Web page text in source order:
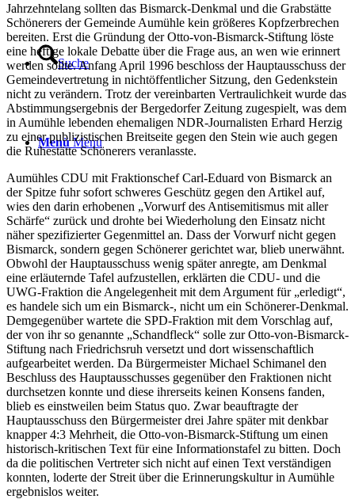
Suche
Menü Menü
Jahrzehntelang sollten das Bismarck-Denkmal und die Grabstätte
Schönerers der Gemeinde Aumühle kein größeres Kopfzerbrechen
bereiten. Erst die Gründung der Otto-von-Bismarck-Stiftung löste
eine heftige lokale Debatte über die Frage aus, an wen wie erinnert
werden sollte. Anfang April 1996 beschloss der Hauptausschuss der
Gemeindevertretung in nichtöffentlicher Sitzung, den Gedenkstein
nicht zu verändern. Trotz der vereinbarten Vertraulichkeit wurde das
Abstimmungsergebnis der Bergedorfer Zeitung zugespielt, was dem
in Aumühle lebenden ehemaligen NDR-Journalisten Erhard Herzig
zu einer publizistischen Breitseite gegen den Stein wie auch gegen
die Ruhestätte Schönerers veranlasste.
Aumühles CDU mit Fraktionschef Carl-Eduard von Bismarck an
der Spitze fuhr sofort schweres Geschütz gegen den Artikel auf,
wies den darin erhobenen „Vorwurf des Antisemitismus mit aller
Schärfe“ zurück und drohte bei Wiederholung den Einsatz nicht
näher spezifizierter Gegenmittel an. Dass der Vorwurf nicht gegen
Bismarck, sondern gegen Schönerer gerichtet war, blieb unerwähnt.
Obwohl der Hauptausschuss wenig später anregte, am Denkmal
eine erläuternde Tafel aufzustellen, erklärten die CDU- und die
UWG-Fraktion die Angelegenheit mit dem Argument für „erledigt“,
es handele sich um ein Bismarck-, nicht um ein Schönerer-Denkmal.
Demgegenüber wartete die SPD-Fraktion mit dem Vorschlag auf,
der von ihr so genannte „Schandfleck“ solle zur Otto-von-Bismarck-
Stiftung nach Friedrichsruh versetzt und dort wissenschaftlich
aufgearbeitet werden. Da Bürgermeister Michael Schimanel den
Beschluss des Hauptausschusses gegenüber den Fraktionen nicht
durchsetzen konnte und diese ihrerseits keinen Konsens fanden,
blieb es einstweilen beim Status quo. Zwar beauftragte der
Hauptausschuss den Bürgermeister drei Jahre später mit denkbar
knapper 4:3 Mehrheit, die Otto-von-Bismarck-Stiftung um einen
historisch-kritischen Text für eine Informationstafel zu bitten. Doch
da die politischen Vertreter sich nicht auf einen Text verständigen
konnten, loderte der Streit über die Erinnerungskultur in Aumühle
ergebnislos weiter.